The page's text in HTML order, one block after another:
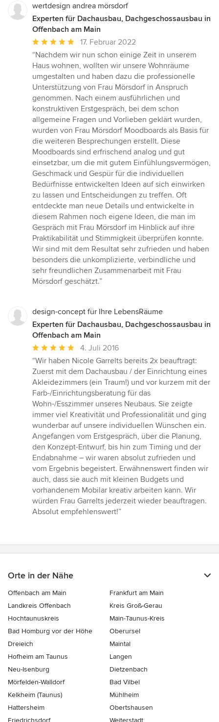
wertdesign andrea mörsdorf
Experten für Dachausbau, Dachgeschossausbau in
Offenbach am Main
Durchschnittliche
Bewertung:
5
von
5
Sternen
17. Februar 2022
“Nachdem wir nun schon einige Zeit in unserem
Haus wohnen, wollten wir unsere Wohnräume
umgestalten und haben dazu die professionelle
Unterstützung von Frau Mörsdorf in Anspruch
genommen. Nach einem ausführlichen und
konstruktiven Erstgespräch, bei dem schon
allgemeine Fragen und Vorlieben geklärt wurden,
wurden von Frau Mörsdorf Moodboards als Basis für
die weiteren Besprechungen erstellt. Diese
Moodboards sind erfrischend analog und gut
einsetzbar, um die mit gutem Einfühlungsvermögen,
Geschmack und Gespür für die individuellen
Bedürfnisse entwickelten Ideen auf sich einwirken
zu lassen und Entscheidungen zu treffen. Oft
entdeckte man neue Details und entwickelte in
diesem Rahmen noch eigene Ideen, die man im
Gespräch mit Frau Mörsdorf im Hinblick auf ihre
Praktikabilität und Stimmigkeit überprüfen konnte.
Wir sind mit dem Resultat sehr zufrieden und haben
besonders die unkomplizierte, verbindliche und
sehr freundlichen Zusammenarbeit mit Frau
Mörsdorf geschätzt.”
design-concept für Ihre LebensRäume
Experten für Dachausbau, Dachgeschossausbau in
Offenbach am Main
Durchschnittliche
Bewertung:
5
von
5
Sternen
4. Juli 2016
“Wir haben Nicole Garrelts bereits 2x beauftragt:
Zuerst mit dem Dachausbau / der Einrichtung eines
Akleidezimmers (ein Traum!) und vor kurzem mit der
Farb-/Einrichtungsberatung für das
Wohn-/Esszimmer unseres Neubaus. Sie zeigte
immer viel Kreativität und Professionalität und ging
wunderbar auf unsere individuellen Wünschen ein.
Angefangen vom Erstgespräch, über die Planung,
den Konzept-Entwurf, bis hin zum Timing und der
Endabnahme – wir waren absolut zufrieden und
vom Ergebnis begeistert. Erwähnenswert finden wir
auch, dass sie auch mit kleinen Budgets und
vorhandenem Mobilar kreativ arbeiten kann. Wir
würden Frau Garrelts jederzeit wieder beauftragen.
Absolut empfehlenswert!”
Orte in der Nähe
Offenbach am Main
Frankfurt am Main
Landkreis Offenbach
Kreis Groß-Gerau
Hochtaunuskreis
Main-Taunus-Kreis
Bad Homburg vor der Höhe
Oberursel
Dreieich
Maintal
Hofheim am Taunus
Langen
Neu-Isenburg
Dietzenbach
Mörfelden-Walldorf
Bad Vilbel
Kelkheim (Taunus)
Mühlheim
Hattersheim
Obertshausen
Friedrichsdorf
Weiterstadt